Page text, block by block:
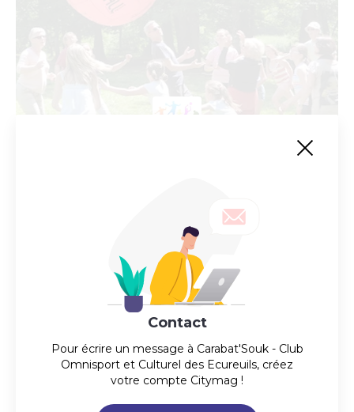
dans la bonne humeur et le respect
Contact
Pour écrire un message à Carabat'Souk - Club
Omnisport et Culturel des Ecureuils, créez
votre compte Citymag !